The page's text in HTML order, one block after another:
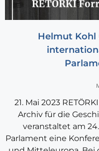
Helmut Kohl
21. Mai 2023
Archiv für die
veranstaltet am
Parlament eine